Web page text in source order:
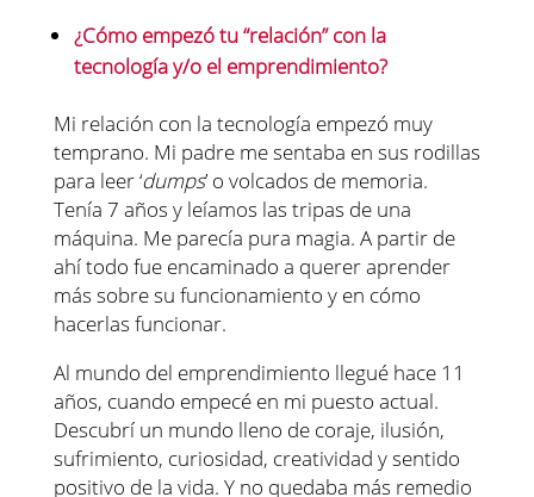
¿Cómo empezó tu “relación” con la
tecnología y/o el emprendimiento?
Mi relación con la tecnología empezó muy
temprano. Mi padre me sentaba en sus rodillas
para leer ‘dumps’ o volcados de memoria.
Tenía 7 años y leíamos las tripas de una
máquina. Me parecía pura magia. A partir de
ahí todo fue encaminado a querer aprender
más sobre su funcionamiento y en cómo
hacerlas funcionar.
Al mundo del emprendimiento llegué hace 11
años, cuando empecé en mi puesto actual.
Descubrí un mundo lleno de coraje, ilusión,
sufrimiento, curiosidad, creatividad y sentido
positivo de la vida. Y no quedaba más remedio